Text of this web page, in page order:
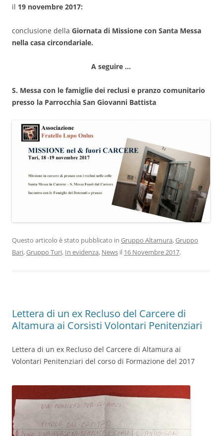
il 19 novembre 2017:
conclusione della Giornata di Missione con Santa Messa
nella casa circondariale.
A seguire …
S. Messa con le famiglie dei reclusi e pranzo comunitario
presso la Parrocchia San Giovanni Battista
Questo articolo è stato pubblicato in Gruppo Altamura,Gruppo
Bari,Gruppo Turi, In evidenza, News il 16 Novembre 2017.
Lettera di un ex Recluso del Carcere di
Altamura ai Corsisti Volontari Penitenziari
Lettera di un ex Recluso del Carcere di Altamura ai
Volontari Penitenziari del corso di Formazione del 2017